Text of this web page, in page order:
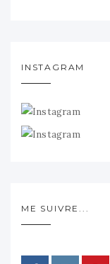
INSTAGRAM
ME SUIVRE...